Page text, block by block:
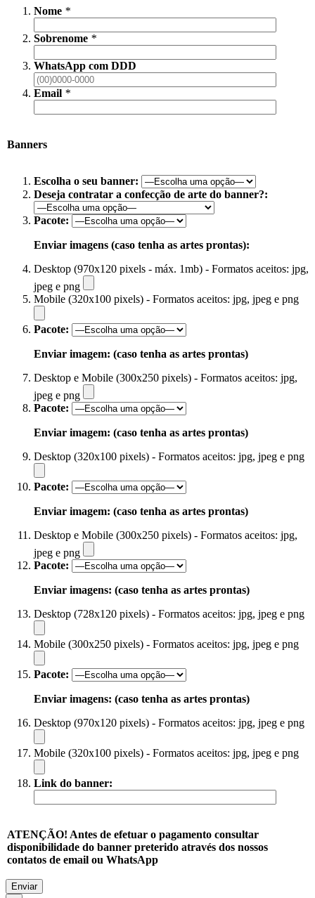
Nome *
Sobrenome *
WhatsApp com DDD
Email *
Banners
Escolha o seu banner:
Deseja contratar a confecção de arte do banner?:
Pacote:
Enviar imagens (caso tenha as artes prontas):
Desktop (970x120 pixels - máx. 1mb) - Formatos aceitos: jpg,
jpeg e png
Mobile (320x100 pixels) - Formatos aceitos: jpg, jpeg e png
Pacote:
Enviar imagem: (caso tenha as artes prontas)
Desktop e Mobile (300x250 pixels) - Formatos aceitos: jpg,
jpeg e png
Pacote:
Enviar imagem: (caso tenha as artes prontas)
Desktop (320x100 pixels) - Formatos aceitos: jpg, jpeg e png
Pacote:
Enviar imagem: (caso tenha as artes prontas)
Desktop e Mobile (300x250 pixels) - Formatos aceitos: jpg,
jpeg e png
Pacote:
Enviar imagens: (caso tenha as artes prontas)
Desktop (728x120 pixels) - Formatos aceitos: jpg, jpeg e png
Mobile (300x250 pixels) - Formatos aceitos: jpg, jpeg e png
Pacote:
Enviar imagens: (caso tenha as artes prontas)
Desktop (970x120 pixels) - Formatos aceitos: jpg, jpeg e png
Mobile (320x100 pixels) - Formatos aceitos: jpg, jpeg e png
Link do banner:
ATENÇÃO! Antes de efetuar o pagamento consultar
disponibilidade do banner preterido através dos nossos
contatos de email ou WhatsApp